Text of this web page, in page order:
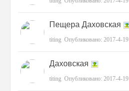
Пещера Даховская
titing Опубликовано: 2017-4-19
Даховская
titing Опубликовано: 2017-4-19